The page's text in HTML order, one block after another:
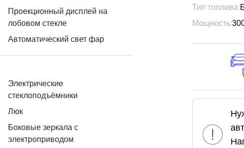
Проекционный дисплей на
лобовом стекле
Автоматический свет фар
Электрические
стеклоподъёмники
Люк
Боковые зеркала с
электроприводом
Тип топлива:
Мощность: